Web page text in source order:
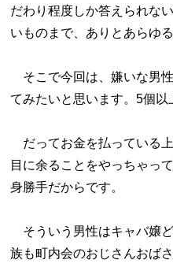
だわり程度しか答えられな
いものまで、ありとあらゆ
そこで今回は、嫌いな男
てみたいと思います。5個以
だってお金を払っている
目に余ることをやっちゃっ
身勝手だからです。
そういう男性はキャバ嬢
族も町内会のおじさんおば